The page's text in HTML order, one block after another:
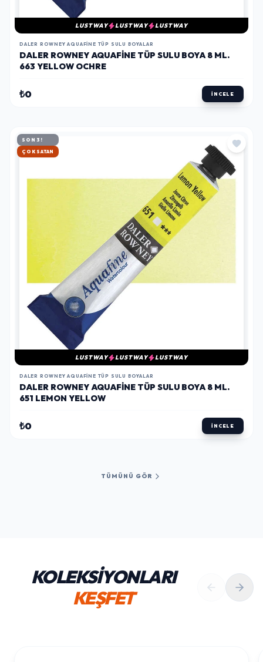
LUSTWAY LUSTWAY LUSTWAY
DALER ROWNEY AQUAFINE TÜP SULU BOYALAR
DALER ROWNEY AQUAFINE TÜP SULU BOYA 8 ML.
663 YELLOW OCHRE
₺0 İNCELE
SON 3!
HIZLI KARGO
LUSTWAY LUSTWAY LUSTWAY
DALER ROWNEY AQUAFINE TÜP SULU BOYALAR
DALER ROWNEY AQUAFINE TÜP SULU BOYA 8 ML.
651 LEMON YELLOW
₺0 İNCELE
TÜMÜNÜ GÖR
KOLEKSİYONLARI
KEŞFET